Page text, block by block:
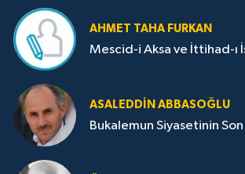
AHMET TAHA FURKAN
Mescid-i Aksa ve İttihad-ı
ASALEDDIN ABBASOĞLU
Bukalemun Siyasetinin